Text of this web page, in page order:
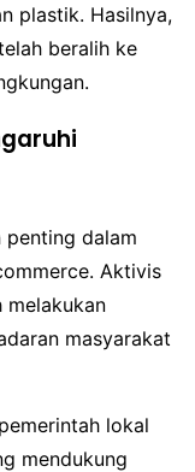
plastik. Hasilnya,
beralih ke
penting dalam
Aktivis
melakukan
masyarakat
lokal
mendukung